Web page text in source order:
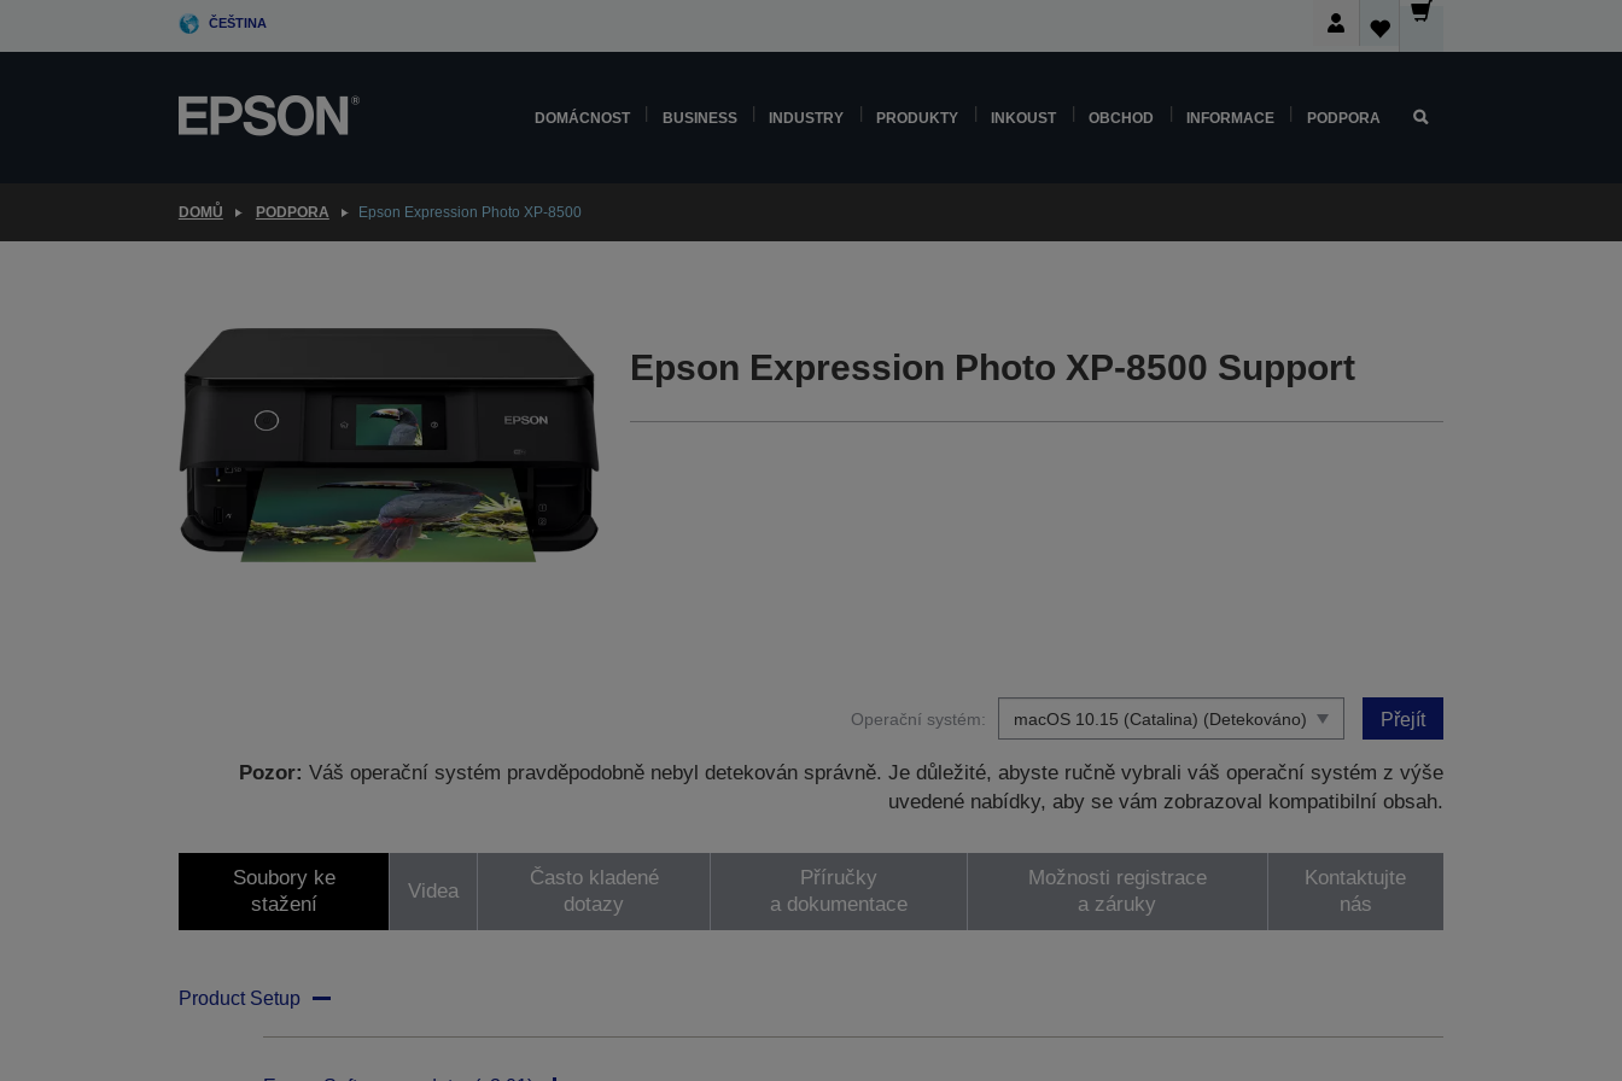
ČEŠTINA
DOMÁCNOST BUSINESS INDUSTRY PRODUKTY INKOUST OBCHOD INFORMACE PODPORA
DOMŮ PODPORA Epson Expression Photo XP-8500
Epson Expression Photo XP-8500 Support
Operační systém: Přejít
Pozor: Váš operační systém pravděpodobně nebyl detekován správně. Je důležité, abyste ručně vybrali váš operační systém z výše
uvedené nabídky, aby se vám zobrazoval kompatibilní obsah.
Soubory ke
stažení
Videa
Často kladené
dotazy
Příručky
a dokumentace
Možnosti registrace
a záruky
Kontaktujte
nás
Product Setup